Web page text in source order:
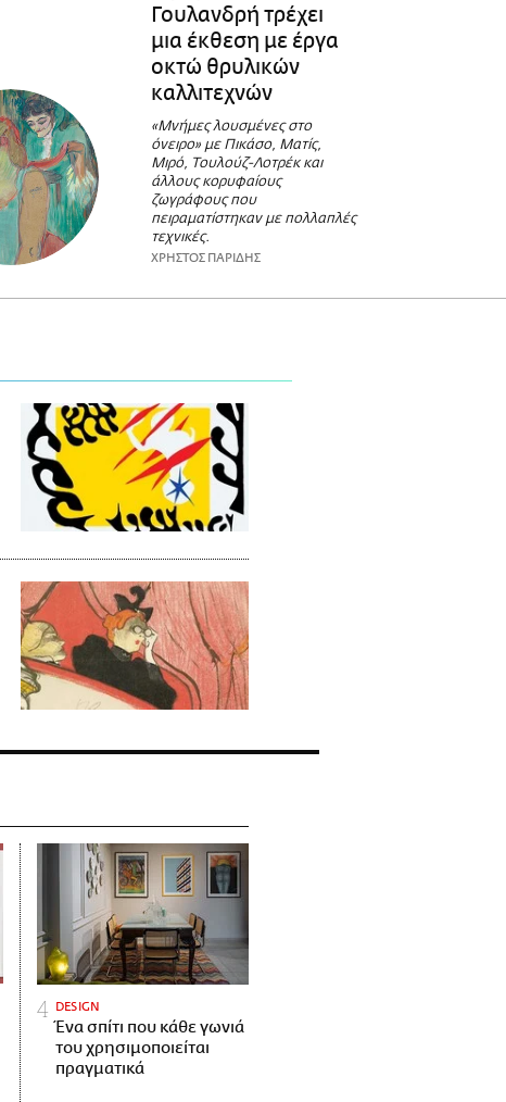
Γουλανδρή τρέχει
μια έκθεση με έργα
οκτώ θρυλικών
καλλιτεχνών
«Μνήμες λουσμένες στο
όνειρο» με Πικάσο, Ματίς,
Μιρό, Τουλούζ-Λοτρέκ και
άλλους κορυφαίους
ζωγράφους που
πειραματίστηκαν με πολλαπλές
τεχνικές.
ΧΡΗΣΤΟΣ ΠΑΡΙΔΗΣ
DESIGN
Ένα σπίτι που κάθε γωνιά
του χρησιμοποιείται
πραγματικά